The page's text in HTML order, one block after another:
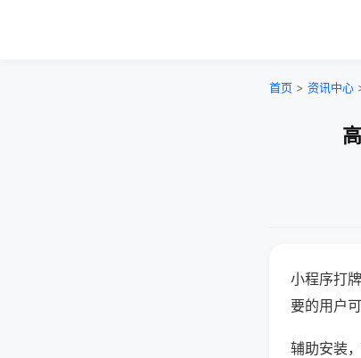
首页 > 资讯中心
小程序打
要的用户
辅助安装